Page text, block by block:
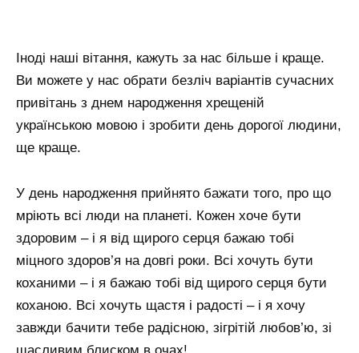
Іноді наші вітання, кажуть за нас більше і краще.
Ви можете у нас обрати безліч варіантів сучасних
привітань з днем народження хрещеній
українською мовою і зробити день дорогої людини,
ще краще.
У день народження прийнято бажати того, про що
мріють всі люди на планеті. Кожен хоче бути
здоровим – і я від щирого серця бажаю тобі
міцного здоров’я на довгі роки. Всі хочуть бути
коханими – і я бажаю тобі від щирого серця бути
коханою. Всі хочуть щастя і радості – і я хочу
завжди бачити тебе радісною, зігрітій любов’ю, зі